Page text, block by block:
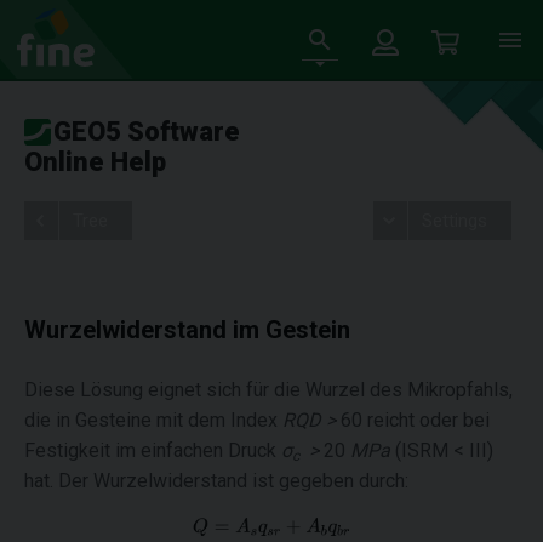
GEO5 Software
Online Help
Wurzelwiderstand im Gestein
Diese Lösung eignet sich für die Wurzel des Mikropfahls,
die in Gesteine mit dem Index RQD >60 reicht oder bei
Festigkeit im einfachen Druck σ > 20 MPa (ISRM < III)
hat. Der Wurzelwiderstand ist gegeben durch: